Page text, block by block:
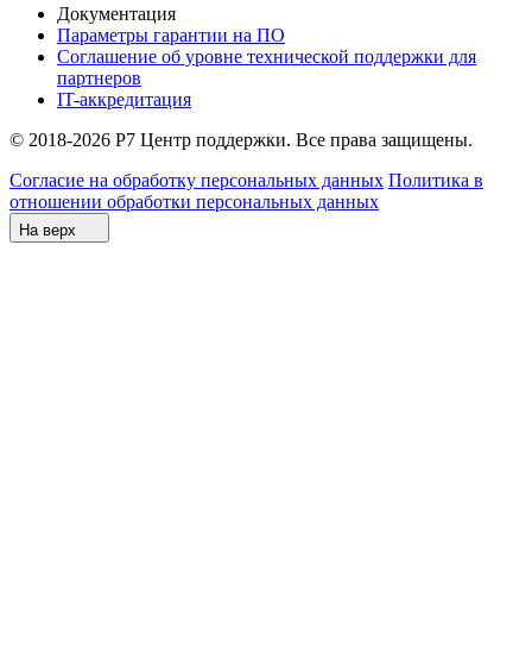
Документация
Параметры гарантии на ПО
Соглашение об уровне технической поддержки для
партнеров
IT-аккредитация
© 2018-2026 Р7 Центр поддержки. Все права защищены.
Согласие на обработку персональных данных Политика в
отношении обработки персональных данных
На верх